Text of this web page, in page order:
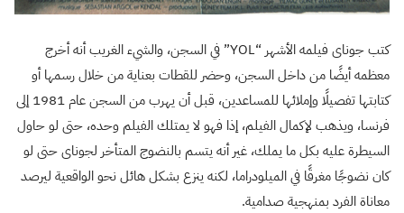
كتب جوناى فيلمه الأشهر “YOL” في السجن، والشيء الغريب أنه أخرج
معظمه أيضًا من داخل السجن، وحضر للقطات بعناية من خلال رسمها أو
كتابتها تفصيلًا وإملائها للمساعدين، قبل أن يهرب من السجن عام 1981 إلى
فرنسا، ويذهب لإكمال الفيلم، إذا فهو لا يمتلك الفيلم وحده، حتى لو حاول
السيطرة عليه بكل ما يملك، غير أنه يتسم بالنضوج المتأخر لجوناى حتى لو
كان نضوجًا مغرقًا في الميلودراما، لكنه ينزع بشكل هائل نحو الواقعية ليرصد
معاناة الفرد بمنهجية صدامية.